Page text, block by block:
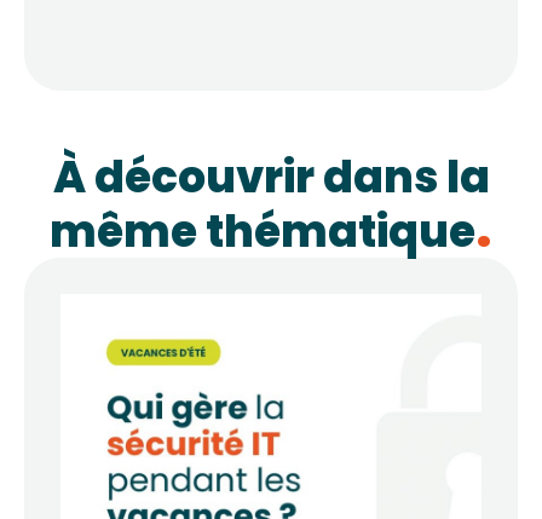
À découvrir dans la
même thématique